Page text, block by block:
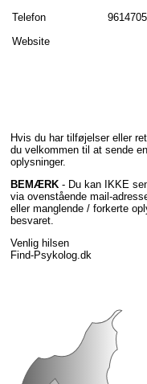
Telefon
Website
Hvis du har tilføjelser eller
du velkommen til at sende
oplysninger.
BEMÆRK - Du kan IKKE
via ovenstående mail-
eller manglende / forkerte
besvaret.
Venlig hilsen
Find-Psykolog.dk